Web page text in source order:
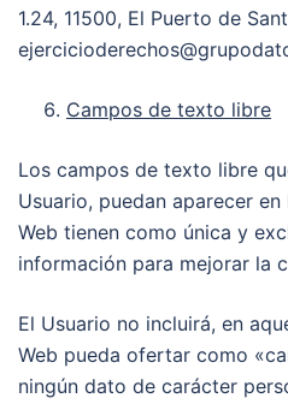
1.24, 11500, El Puerto de
Campos de texto libre
Los campos de texto libre
Usuario, puedan aparecer
Web tienen como única y
información para mejorar la
El Usuario no incluirá, en
Web pueda ofertar como
ningún dato de carácter